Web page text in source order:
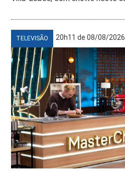
TELEVISÃO 20h11 de 08/08/2026